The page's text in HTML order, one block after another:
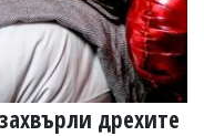
дрехите